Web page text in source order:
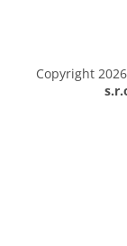
Copyright 2026